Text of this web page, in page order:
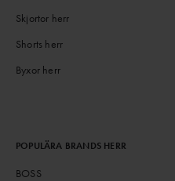
Skjortor herr
Shorts herr
Byxor herr
POPULÄRA BRANDS HERR
BOSS